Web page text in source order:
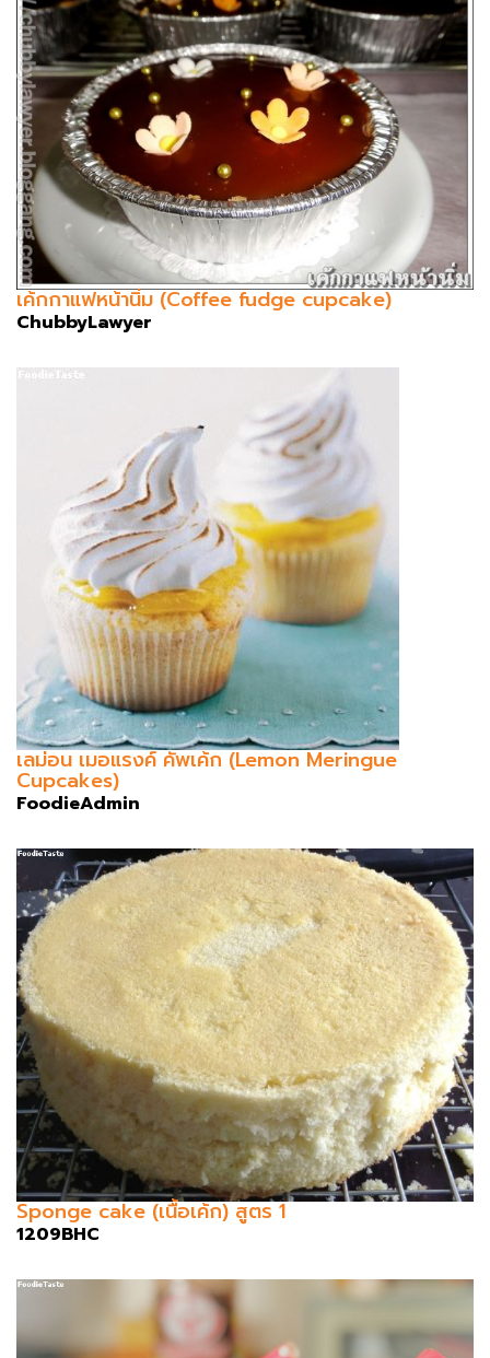
เค้กกาแฟหน้านิ่ม (Coffee fudge cupcake)
ChubbyLawyer
เลม่อน เมอแรงค์ คัพเค้ก (Lemon Meringue
Cupcakes)
FoodieAdmin
Sponge cake (เนื้อเค้ก) สูตร 1
1209BHC